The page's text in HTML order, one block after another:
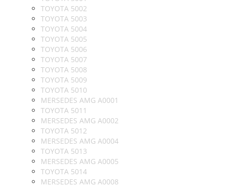
TOYOTA 5002
TOYOTA 5003
TOYOTA 5004
TOYOTA 5005
TOYOTA 5006
TOYOTA 5007
TOYOTA 5008
TOYOTA 5009
TOYOTA 5010
MERSEDES AMG A0001
TOYOTA 5011
MERSEDES AMG A0002
TOYOTA 5012
MERSEDES AMG A0004
TOYOTA 5013
MERSEDES AMG A0005
TOYOTA 5014
MERSEDES AMG A0008